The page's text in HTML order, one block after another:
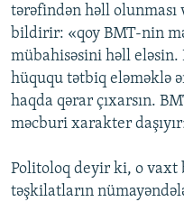
tərəfindən həll
bildirir: «qoy BMT-nin
mübahisəsini həll
hüququ tətbiq eləməklə
haqda qərar çıxarsın.
məcburi xarakter
Politoloq deyir ki, o vaxt
təşkilatların